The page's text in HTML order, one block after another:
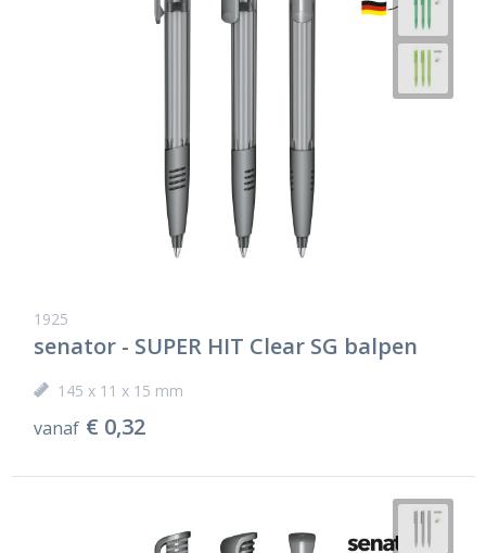
1925
senator - SUPER HIT Clear SG balpen
145 x 11 x 15 mm
vanaf € 0,32